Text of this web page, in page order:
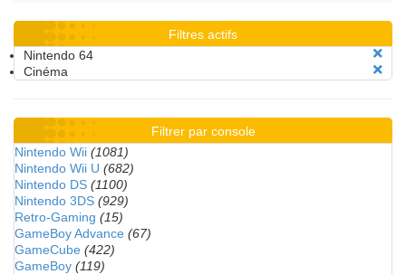
Filtres actifs
Nintendo 64
Cinéma
Filtrer par console
Nintendo Wii (1081)
Nintendo Wii U (682)
Nintendo DS (1100)
Nintendo 3DS (929)
Retro-Gaming (15)
GameBoy Advance (67)
GameCube (422)
GameBoy (119)